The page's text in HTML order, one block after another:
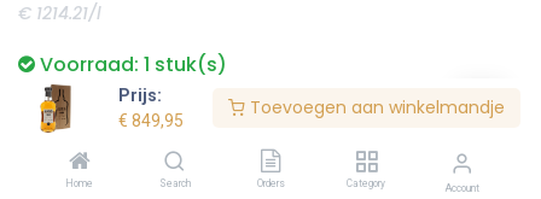
Prijs:
€ 849,95
Toevoegen aan winkelmandje
Home Search Orders Category Account
€ 1214.21/l
Voorraad: 1 stuk(s)
Bestel nu